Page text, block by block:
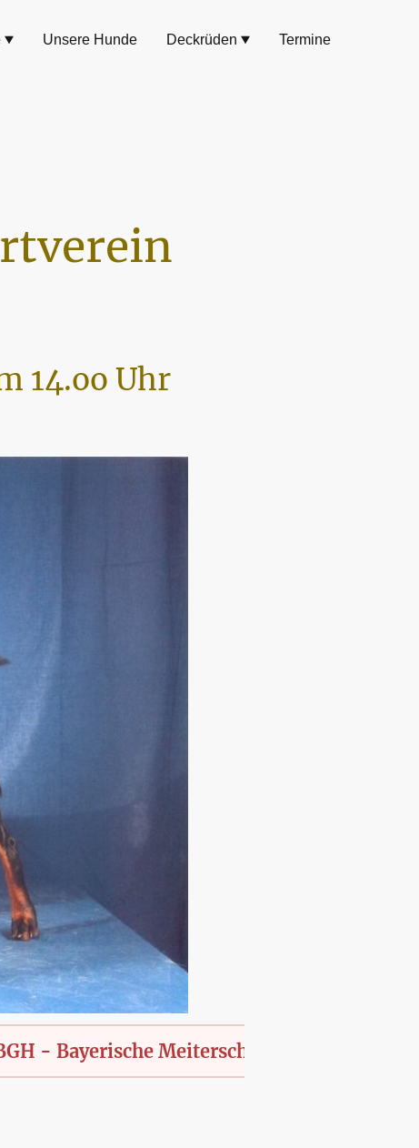
Unsere Hunde Deckrüden Termine
14.oo Uhr
Meiterschaft des KfT., offen für